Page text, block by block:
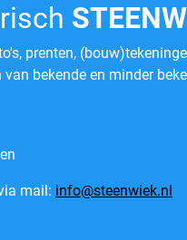
prenten,
bekende en minder
mail: info@steenwiek.nl